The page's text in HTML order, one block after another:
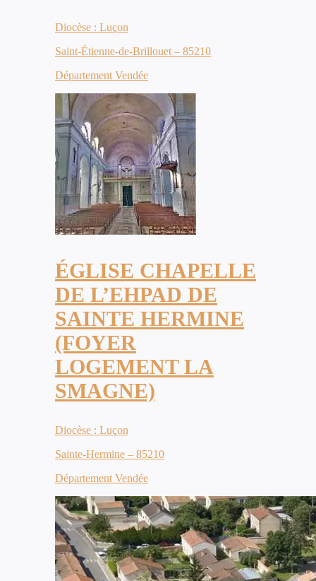
Diocèse : Luçon
Saint-Étienne-de-Brillouet – 85210
Département Vendée
ÉGLISE CHAPELLE
DE L’EHPAD DE
SAINTE HERMINE
(FOYER
LOGEMENT LA
SMAGNE)
Diocèse : Luçon
Sainte-Hermine – 85210
Département Vendée